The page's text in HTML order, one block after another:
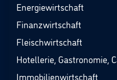
Energiewirtschaft
Finanzwirtschaft
Fleischwirtschaft
Hotellerie, Gastronomie,
Immobilienwirtschaft